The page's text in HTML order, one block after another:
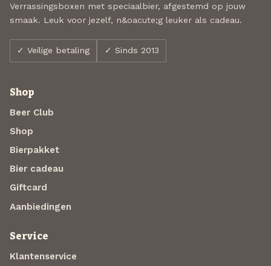
Verrassingsboxen met speciaalbier, afgestemd op jouw
smaak. Leuk voor jezelf, n&oacute;g leuker als cadeau.
✓ Veilige betaling ✓ Sinds 2013
Shop
Beer Club
Shop
Bierpakket
Bier cadeau
Giftcard
Aanbiedingen
Service
Klantenservice